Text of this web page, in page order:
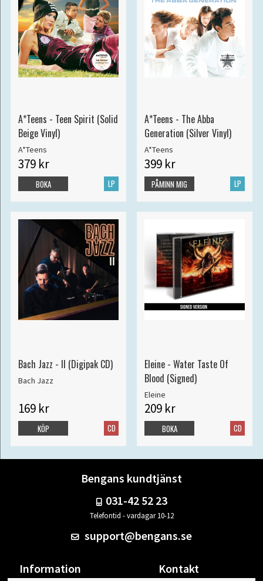
A*Teens - Teen Spirit (Solid
Beige Vinyl)
A*Teens
379 kr
LP
BOKA
A*Teens - The Abba
Generation (Silver Vinyl)
A*Teens
399 kr
LP
PÅMINN MIG
Bach Jazz - II (Digipak CD)
Bach Jazz
169 kr
CD
KÖP
Eleine - Water Taste Of
Blood (Signed)
Eleine
209 kr
CD
BOKA
Bengans kundtjänst
031-42 52 23
Telefontid - vardagar 10-12
support@bengans.se
Information Kontakt